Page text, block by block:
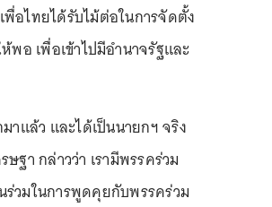
อไทยได้รับไม้ต่อในการจัดตั้ง
พอ เพื่อเข้าไปมีอำนาจรัฐและ
แล้ว และได้เป็นนายกฯ จริง
ฐา กล่าวว่า เรามีพรรคร่วม
วมในการพูดคุยกับพรรคร่วม